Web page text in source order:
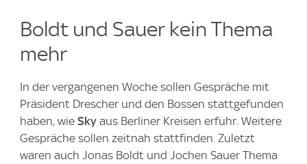
Boldt und Sauer kein Thema
mehr
In der vergangenen Woche sollen Gespräche mit
Präsident Drescher und den Bossen stattgefunden
haben, wie Sky aus Berliner Kreisen erfuhr. Weitere
Gespräche sollen zeitnah stattfinden. ⁠Zuletzt
waren auch Jonas Boldt und Jochen Sauer Thema